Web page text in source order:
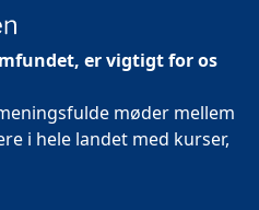
er vigtigt for os
møder mellem
i hele landet med kurser,